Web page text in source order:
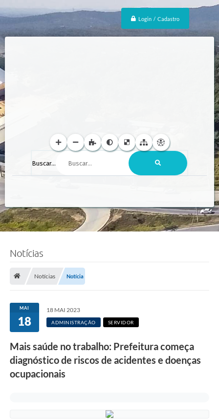
Login / Cadastro
Buscar...
Notícias
Notícias Notícia
MAI
18
18 MAI 2023
ADMINISTRAÇÃO SERVIDOR
Mais saúde no trabalho: Prefeitura começa
diagnóstico de riscos de acidentes e doenças
ocupacionais